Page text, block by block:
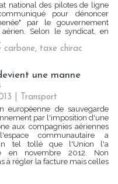
national des pilotes de ligne
pour dénoncer
par le gouvernement
Selon le syndicat, en
carbone, taxe chirac
une manne
Transport
européenne de sauvegarde
par l'imposition d'une
aux compagnies aériennes
communautaire a
tel tollé que l'Union l'a
en novembre 2012. Non
à régler la facture mais celles